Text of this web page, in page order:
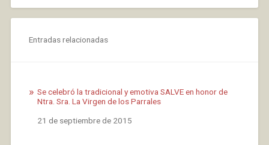
Entradas relacionadas
Se celebró la tradicional y emotiva SALVE en honor de
Ntra. Sra. La Virgen de los Parrales
Fecha
21 de septiembre de 2015